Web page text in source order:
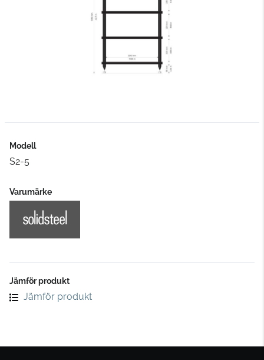
Modell
S2-5
Varumärke
Jämför produkt
Jämför produkt